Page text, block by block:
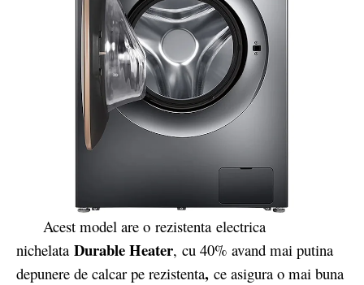
Acest model are o rezistenta electrica
nichelata Durable Heater, cu 40% avand mai putina
depunere de calcar pe rezistenta, ce asigura o mai buna